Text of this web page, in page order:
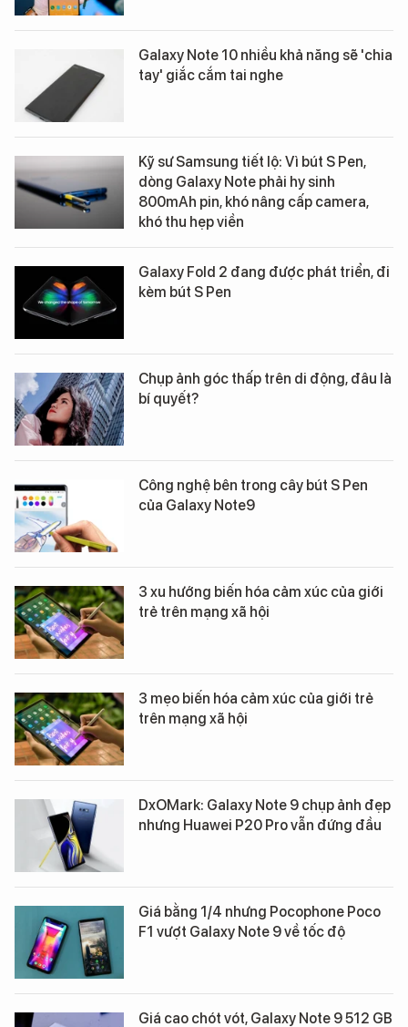
Galaxy Note 10 nhiều khả năng sẽ 'chia
tay' giắc cắm tai nghe
Kỹ sư Samsung tiết lộ: Vì bút S Pen,
dòng Galaxy Note phải hy sinh
800mAh pin, khó nâng cấp camera,
khó thu hẹp viền
Galaxy Fold 2 đang được phát triển, đi
kèm bút S Pen
Chụp ảnh góc thấp trên di động, đâu là
bí quyết?
Công nghệ bên trong cây bút S Pen
của Galaxy Note9
3 xu hướng biến hóa cảm xúc của giới
trẻ trên mạng xã hội
3 mẹo biến hóa cảm xúc của giới trẻ
trên mạng xã hội
DxOMark: Galaxy Note 9 chụp ảnh đẹp
nhưng Huawei P20 Pro vẫn đứng đầu
Giá bằng 1/4 nhưng Pocophone Poco
F1 vượt Galaxy Note 9 về tốc độ
Giá cao chót vót, Galaxy Note 9 512 GB